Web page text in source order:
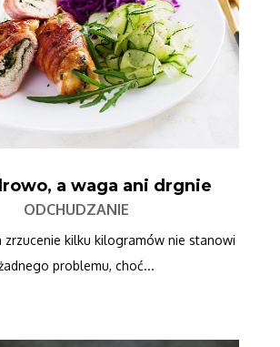
a waga ani drgnie
ODCHUDZANIE
zrzucenie kilku kilogramów nie stanowi
problemu, choć...